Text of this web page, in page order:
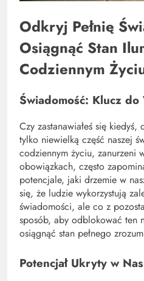
Odkryj Pełnię
Osiągnąć Stan
Codziennym
Świadomość: Klucz
Czy zastanawiałeś się
tylko niewielką część naszej
codziennym życiu, zanurzeni
obowiązkach, często
potencjale, jaki drzemie w
się, że ludzie wykorzystują
świadomości, ale co z
sposób, aby odblokować ten
osiągnąć stan pełnego
Potencjał Ukryty w Nas